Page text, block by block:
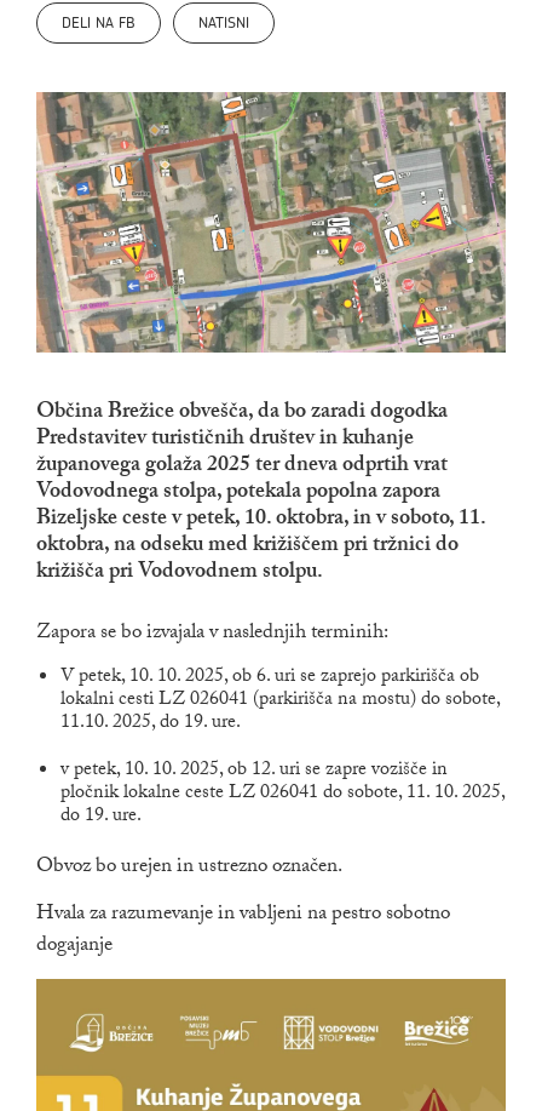
DELI NA FB NATISNI
Občina Brežice obvešča, da bo zaradi dogodka
Predstavitev turističnih društev in kuhanje
županovega golaža 2025 ter dneva odprtih vrat
Vodovodnega stolpa, potekala popolna zapora
Bizeljske ceste v petek, 10. oktobra, in v soboto, 11.
oktobra, na odseku med križiščem pri tržnici do
križišča pri Vodovodnem stolpu.
Zapora se bo izvajala v naslednjih terminih:
V petek, 10. 10. 2025, ob 6. uri se zaprejo parkirišča ob
lokalni cesti LZ 026041 (parkirišča na mostu) do sobote,
11.10. 2025, do 19. ure.
v petek, 10. 10. 2025, ob 12. uri se zapre vozišče in
pločnik lokalne ceste LZ 026041 do sobote, 11. 10. 2025,
do 19. ure.
Obvoz bo urejen in ustrezno označen.
Hvala za razumevanje in vabljeni na pestro sobotno
dogajanje